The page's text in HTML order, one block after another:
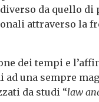
diverso da quello
attraverso la
dei tempi e
ad una sempre
da studi “law